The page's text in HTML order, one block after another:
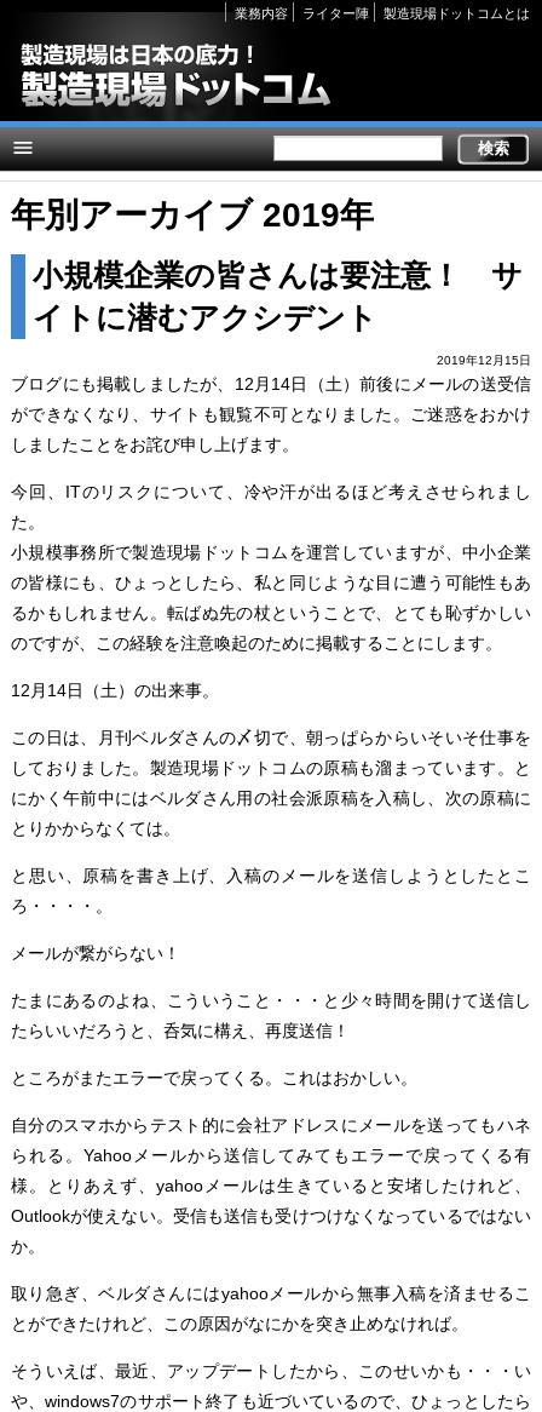
Secondary
links
業務内容 ライター陣 製造現場ドットコムとは
年別アーカイブ 2019年
小規模企業の皆さんは要注意！ サ
イトに潜むアクシデント
2019年12月15日
ブログにも掲載しましたが、12月14日（土）前後にメールの送受信
ができなくなり、サイトも観覧不可となりました。ご迷惑をおかけ
しましたことをお詫び申し上げます。
今回、ITのリスクについて、冷や汗が出るほど考えさせられまし
た。
小規模事務所で製造現場ドットコムを運営していますが、中小企業
の皆様にも、ひょっとしたら、私と同じような目に遭う可能性もあ
るかもしれません。転ばぬ先の杖ということで、とても恥ずかしい
のですが、この経験を注意喚起のために掲載することにします。
12月14日（土）の出来事。
この日は、月刊ベルダさんの〆切で、朝っぱらからいそいそ仕事を
しておりました。製造現場ドットコムの原稿も溜まっています。と
にかく午前中にはベルダさん用の社会派原稿を入稿し、次の原稿に
とりかからなくては。
と思い、原稿を書き上げ、入稿のメールを送信しようとしたとこ
ろ・・・・。
メールが繋がらない！
たまにあるのよね、こういうこと・・・と少々時間を開けて送信し
たらいいだろうと、呑気に構え、再度送信！
ところがまたエラーで戻ってくる。これはおかしい。
自分のスマホからテスト的に会社アドレスにメールを送ってもハネ
られる。Yahooメールから送信してみてもエラーで戻ってくる有
様。とりあえず、yahooメールは生きていると安堵したけれど、
Outlookが使えない。受信も送信も受けつけなくなっているではない
か。
取り急ぎ、ベルダさんにはyahooメールから無事入稿を済ませるこ
とができたけれど、この原因がなにかを突き止めなければ。
そういえば、最近、アップデートしたから、このせいかも・・・い
や、windows7のサポート終了も近づいているので、ひょっとしたら